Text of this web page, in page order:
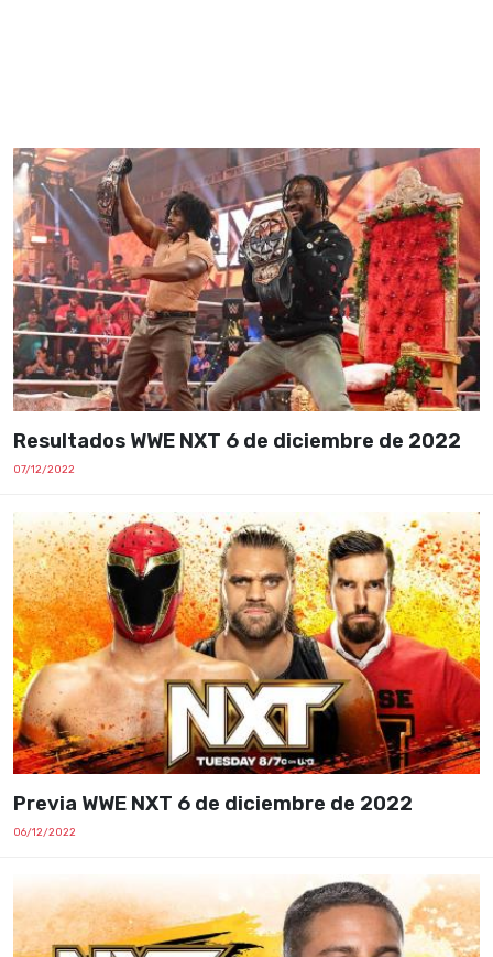
Resultados WWE NXT 6 de diciembre de 2022
07/12/2022
Previa WWE NXT 6 de diciembre de 2022
06/12/2022